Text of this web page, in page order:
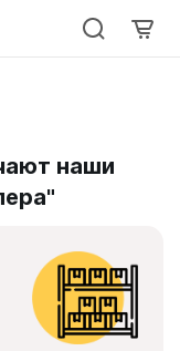
наши